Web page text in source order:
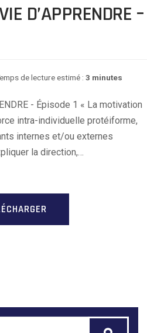
D’APPRENDRE –
de lecture estimé : 3 minutes
- Épisode 1 « La motivation
intra-individuelle protéiforme,
internes et/ou externes
la direction,…